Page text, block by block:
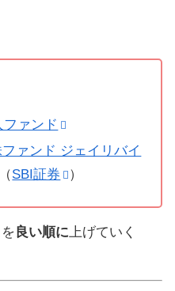
ァンド
ァンド ジェイリバイ
（SBI証券 ）
良い順に 上げていく